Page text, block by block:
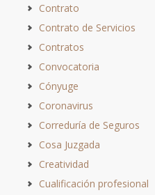
Contrato
Contrato de Servicios
Contratos
Convocatoria
Cónyuge
Coronavirus
Correduría de Seguros
Cosa Juzgada
Creatividad
Cualificación profesional